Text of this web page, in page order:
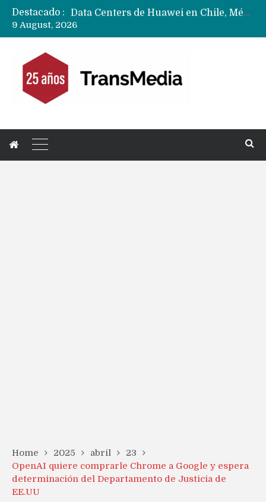
Destacado :
Data Centers de Huawei en Chile, México, Brasil,Perú y Argentina podrían verse afectados por arremetida de EE.UU
9 August, 2026
Home 2025 abril
23
OpenAI quiere comprarle Chrome a Google y espera
determinación del Departamento de Justicia de
EE.UU